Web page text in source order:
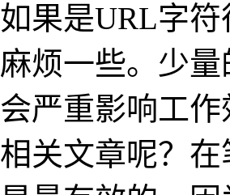
果是URL字
烦一些。少
严重影响工
关文章呢？